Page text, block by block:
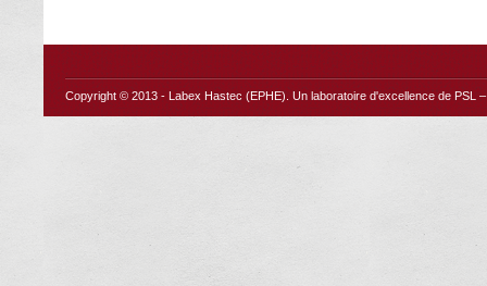
Copyright © 2013 - Labex Hastec (EPHE) . Un laboratoire d'excellence de